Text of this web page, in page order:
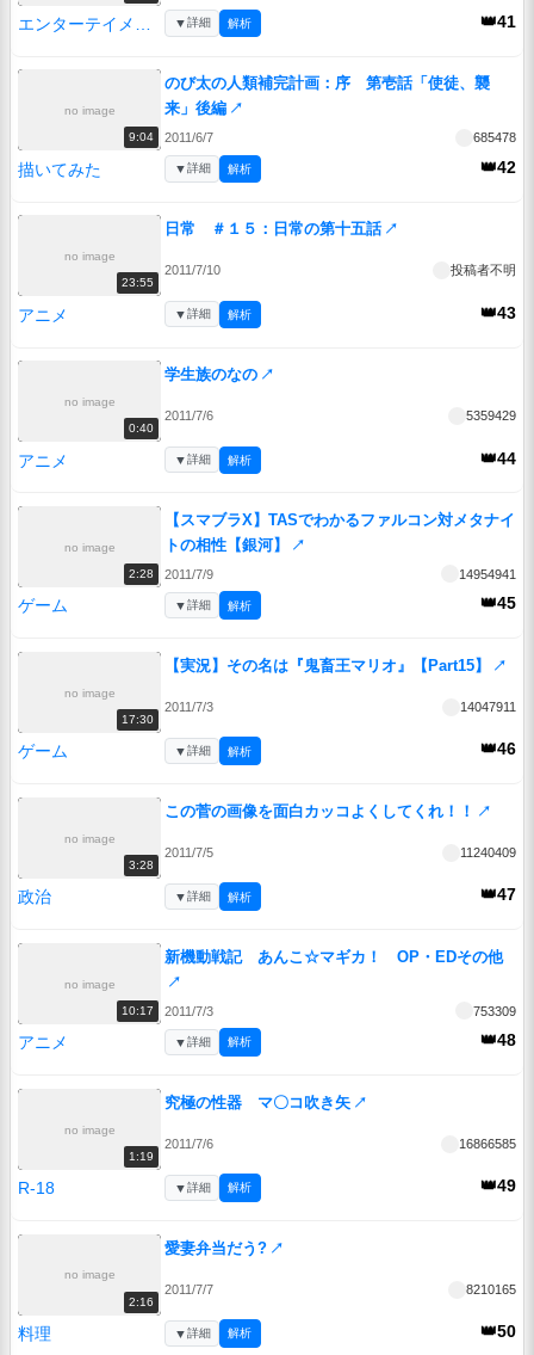
👑41
▼詳細 解析
no image
9:04
のび太の人類補完計画：序 第壱話「使徒、襲
来」後編 ↗
2011/6/7 685478
描いてみた 👑42
▼詳細 解析
no image
23:55
日常 ＃１５：日常の第十五話 ↗
2011/7/10 投稿者不明
アニメ 👑43
▼詳細 解析
no image
0:40
学生族のなの ↗
2011/7/6 5359429
アニメ 👑44
▼詳細 解析
no image
2:28
【スマブラX】TASでわかるファルコン対メタナイ
トの相性【銀河】
↗
2011/7/9 14954941
ゲーム 👑45
▼詳細 解析
no image
17:30
【実況】その名は『鬼畜王マリオ』【Part15】 ↗
2011/7/3 14047911
ゲーム 👑46
▼詳細 解析
no image
3:28
この菅の画像を面白カッコよくしてくれ！！ ↗
2011/7/5 11240409
政治 👑47
▼詳細 解析
no image
10:17
新機動戦記 あんこ☆マギカ！ OP・EDその他
↗
2011/7/3 753309
アニメ 👑48
▼詳細 解析
no image
1:19
究極の性器 マ〇コ吹き矢 ↗
2011/7/6 16866585
R-18 👑49
▼詳細 解析
no image
2:16
愛妻弁当だう? ↗
2011/7/7 8210165
料理 👑50
▼詳細 解析